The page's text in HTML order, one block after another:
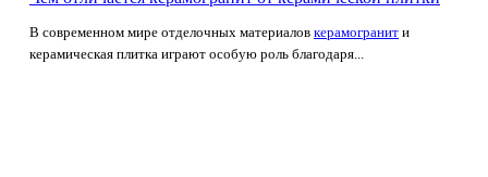
В современном мире отделочных материалов керамогранит и
керамическая плитка играют особую роль благодаря...